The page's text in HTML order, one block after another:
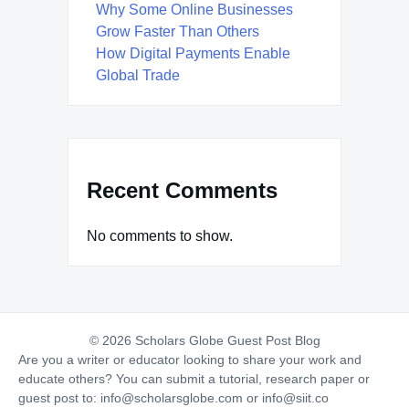
Why Some Online Businesses
Grow Faster Than Others
How Digital Payments Enable
Global Trade
Recent Comments
No comments to show.
© 2026 Scholars Globe Guest Post Blog
Are you a writer or educator looking to share your work and
educate others? You can submit a tutorial, research paper or
guest post to: info@scholarsglobe.com or info@siit.co